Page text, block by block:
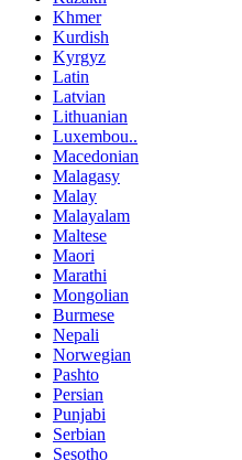
Khmer
Kurdish
Kyrgyz
Latin
Latvian
Lithuanian
Luxembou..
Macedonian
Malagasy
Malay
Malayalam
Maltese
Maori
Marathi
Mongolian
Burmese
Nepali
Norwegian
Pashto
Persian
Punjabi
Serbian
Sesotho